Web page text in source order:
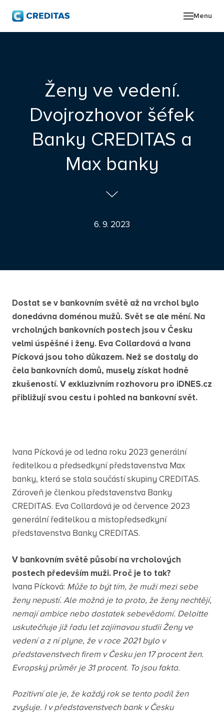
Menu
Ženy ve vedení.
Dvojrozhovor šéfek
Banky CREDITAS a
Max banky
6. 9. 2023
Dostat se v bankovním světě až na vrchol bylo
donedávna doménou mužů. Svět se ale mění. Na
vrcholných bankovních postech jsou v Česku
velmi úspěšné i ženy. Eva Collardová a Ivana
Pícková jsou toho důkazem. Než se dostaly do
čela bankovních domů, musely získat hodně
zkušeností. V exkluzivním rozhovoru pro iDNES.cz
přibližují svou cestu i pohled na bankovní svět.
Ivana Pícková je od ledna roku 2023 generální
ředitelkou a předsedkyní představenstva Max
banky, která se stala součástí skupiny CREDITAS.
Zároveň je členkou představenstva Banky
CREDITAS. Eva Collardová je od července 2023
generální ředitelkou a místopředsedkyní
představenstva Banky CREDITAS.
V bankovním světě působí na vrcholových
postech především muži. Proč je to tak?
Ivana Pícková: Může to být tím, že muži mezi sebe
ženy nepustí. Ale možná je to proto, že ženy nechtějí,
nemají ambice nebo dostatek sebevědomí. Deloitte
uskutečňuje již řadu let zajímavou studii Ženy ve
vedení a z ní plyne, že v roce 2021 bylo v
představenstvech firem v Česku jen 17 procent žen.
Evropský průměr je 31 procent. To jsou fakta.
Pozitivní ale je, že každý rok se tento podíl žen
zvyšuje. I v představenstvech bank v Česku